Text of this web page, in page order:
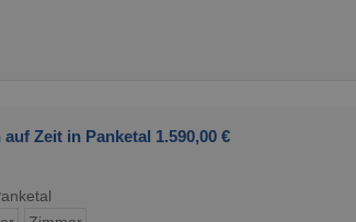
Zeit in Panketal 1.590,00 €